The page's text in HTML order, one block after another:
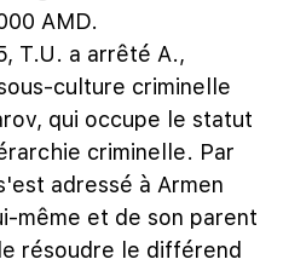
AMD.
T.U. a arrêté A.,
culture criminelle
qui occupe le statut
criminelle. Par
adressé à Armen
même et de son parent
résoudre le différend